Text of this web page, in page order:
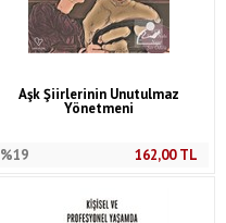
Aşk Şiirlerinin Unutulmaz
Yönetmeni
%19 162,00TL